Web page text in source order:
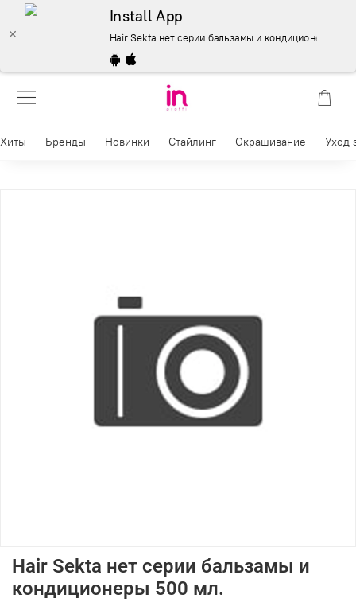
Install App
Hair Sekta нет серии бальзамы и кондиционеры
Хиты Бренды Новинки Стайлинг Окрашивание Уход
Hair Sekta нет серии бальзамы и
кондиционеры 500 мл.